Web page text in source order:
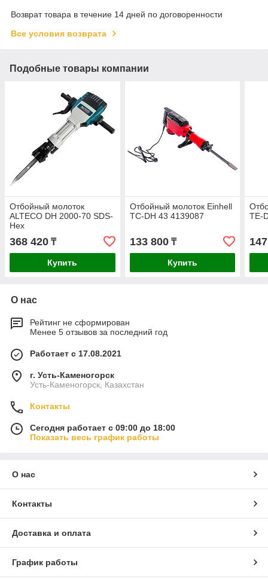
Возврат товара в течение 14 дней по договоренности
Все условия возврата
Подобные товары компании
Отбойный молоток
ALTECO DH 2000-70 SDS-
Hex
368 420 ₸
Купить
Отбойный молоток Einhell
TC-DH 43 4139087
133 800₸
Купить
TE-
О нас
Рейтинг не сформирован
Менее 5 отзывов за последний год
Работает с 17.08.2021
г. Усть-Каменогорск
Усть-Каменогорск, Казахстан
Контакты
Сегодня работает с 09:00 до 18:00
Показать весь график работы
О нас
Контакты
Доставка и оплата
График работы